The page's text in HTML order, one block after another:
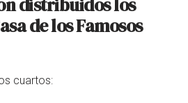
de los Famosos
cuartos: